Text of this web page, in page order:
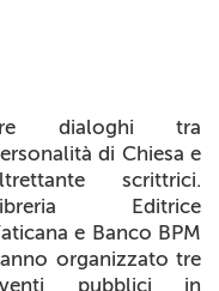
+
+
dialoghi tra
di Chiesa e
scrittrici.
Editrice
e Banco BPM
organizzato tre
pubblici in